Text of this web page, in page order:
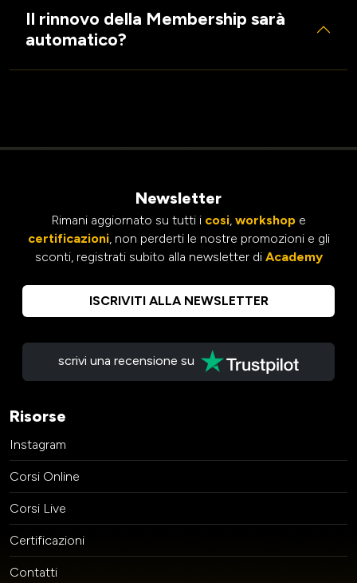
Il rinnovo della Membership sarà
automatico?
Newsletter
Rimani aggiornato su tutti i cosi, workshop e
certificazioni, non perderti le nostre promozioni e gli
sconti, registrati subito alla newsletter di Academy
ISCRIVITI ALLA NEWSLETTER
scrivi una recensione su
Risorse
Instagram
Corsi Online
Corsi Live
Certificazioni
Contatti